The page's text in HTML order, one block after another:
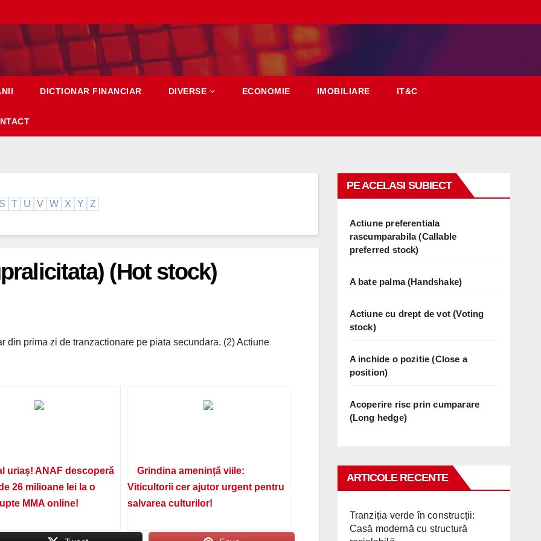
DICTIONAR FINANCIAR DIVERSE ECONOMIE IMOBILIARE IT&C
S T U V W X Y Z
(Hot stock)
din prima zi de tranzactionare pe piata secundara. (2) Actiune
uriaș! ANAF descoperă
26 milioane lei la o
MMA online!
Grindina amenință viile:
Viticultorii cer ajutor urgent pentru
salvarea culturilor!
PE ACELASI SUBIECT
Actiune preferentiala
rascumparabila (Callable
preferred stock)
A bate palma (Handshake)
Actiune cu drept de vot (Voting
stock)
A inchide o pozitie (Close a
position)
Acoperire risc prin cumparare
(Long hedge)
ARTICOLE RECENTE
Tranziția verde în construcții:
Casă modernă cu structură